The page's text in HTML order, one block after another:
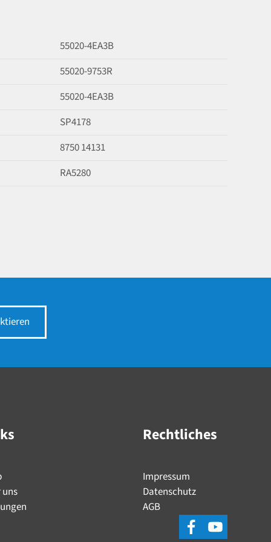
55020-4EA3B
55020-9753R
55020-4EA3B
SP4178
8750 14131
RA5280
uns
Rechtliches
Impressum
Datenschutz
AGB